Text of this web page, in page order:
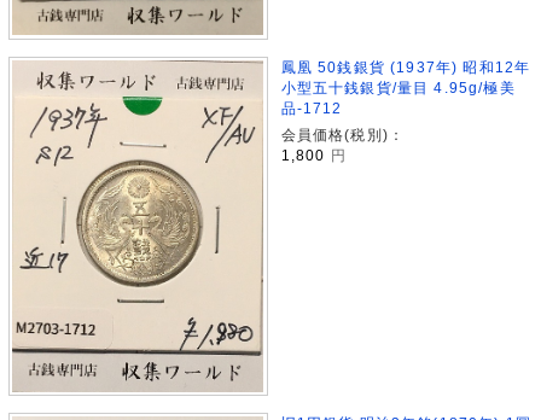
鳳凰 50銭銀貨 (1937年) 昭和12年
小型五十銭銀貨/量目 4.95g/極美
品-1712
会員価格(税別)：
1,800 円